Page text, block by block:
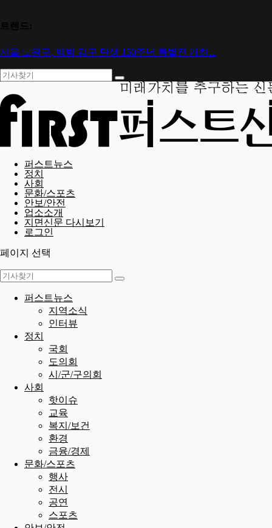
서울 노원구, 백범 김구 탄생 150주년 특별전 개최...
퍼스트뉴스
정치
사회
문화/스포츠
안보/안전
업소소개
지면신문 다시보기
로그인
페이지 선택
퍼스트뉴스
지역소식
인터뷰
정치
국회
도의회
시/군/구의회
사회
핫이슈
교육
복지/보건
환경
금융/경제
문화/스포츠
행사
전시
공연
스포츠